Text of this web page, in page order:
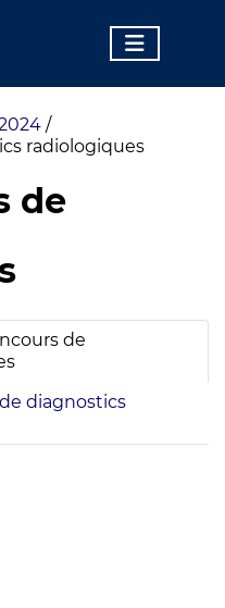
/
radiologiques
de
de
diagnostics